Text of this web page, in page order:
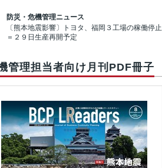
防災・危機管理ニュース
〔熊本地震影響〕トヨタ、福岡３工場の稼働停止
＝２９日生産再開予定
管理担当者向け月刊PDF冊子